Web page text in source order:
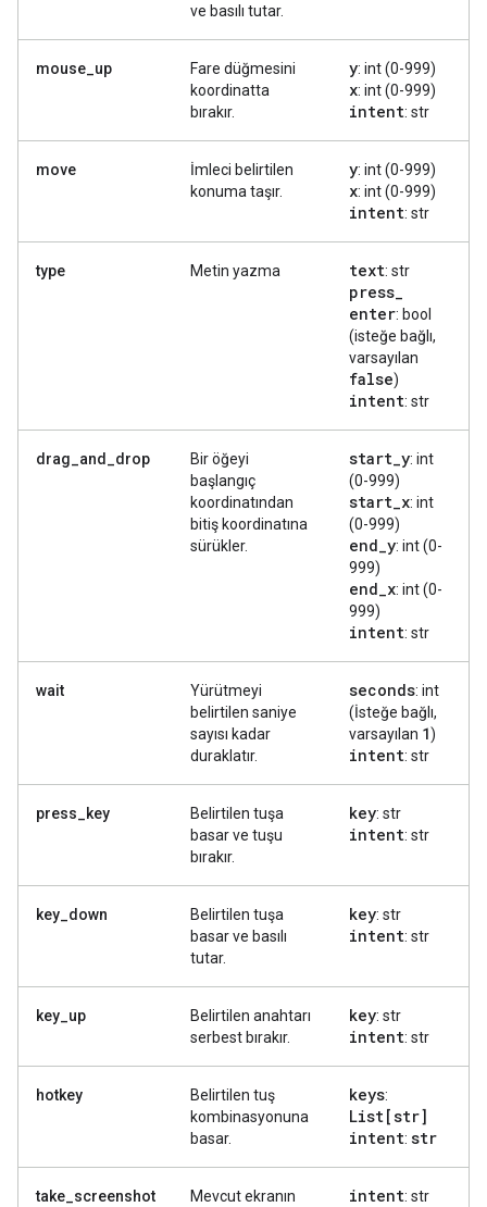
ve basılı tutar.
mouse_up
Fare düğmesini
koordinatta
bırakır.
y: int (0-999)
x: int (0-999)
intent: str
move
İmleci belirtilen
konuma taşır.
y: int (0-999)
x: int (0-999)
intent: str
type Metin yazma text: str
press_
enter: bool
(isteğe bağlı,
varsayılan
false)
intent: str
drag_and_drop
Bir öğeyi
başlangıç
koordinatından
bitiş koordinatına
sürükler.
start_y: int
(0-999)
start_x: int
(0-999)
end_y: int (0-
999)
end_x: int (0-
999)
intent: str
wait
Yürütmeyi
belirtilen saniye
sayısı kadar
duraklatır.
seconds: int
(İsteğe bağlı,
varsayılan 1)
intent: str
press_key
Belirtilen tuşa
basar ve tuşu
bırakır.
key: str
intent: str
key_down
Belirtilen tuşa
basar ve basılı
tutar.
key: str
intent: str
key_up
Belirtilen anahtarı
serbest bırakır.
key: str
intent: str
hotkey
Belirtilen tuş
kombinasyonuna
basar.
keys:
List[str]
intent: str
take_screenshot
Mevcut ekranın
intent: str